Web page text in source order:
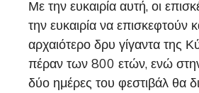
Με την ευκαιρία αυτή, οι
την ευκαιρία να επισκεφτούν
αρχαιότερο δρυ γίγαντα της
πέραν των 800 ετών, ενώ στην
δύο ημέρες του φεστιβάλ θα